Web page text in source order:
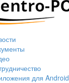
для Android